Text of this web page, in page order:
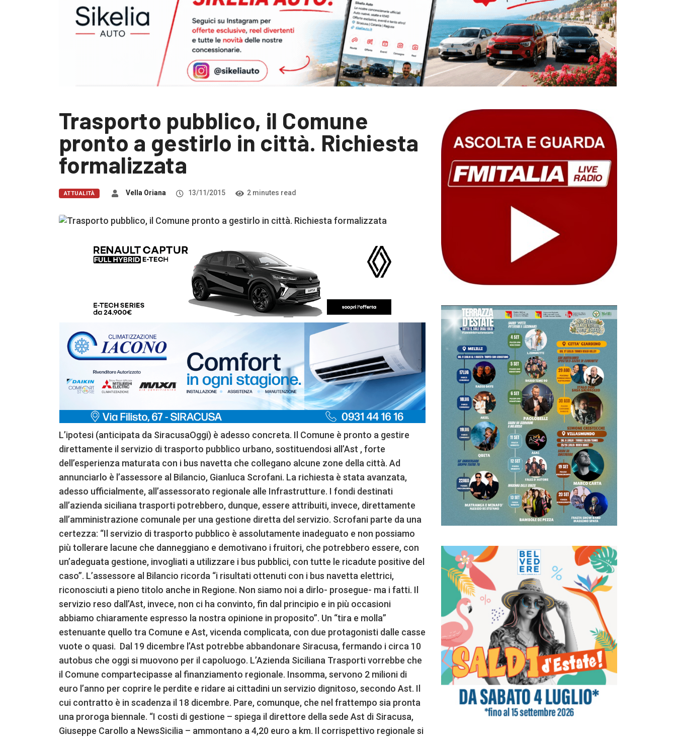
Trasporto pubblico, il Comune
pronto a gestirlo in città. Richiesta
formalizzata
ATTUALITÀ Vella Oriana 13/11/2015 2 minutes read
L’ipotesi (anticipata da SiracusaOggi) è adesso concreta. Il Comune è pronto a gestire
direttamente il servizio di trasporto pubblico urbano, sostituendosi all’Ast , forte
dell’esperienza maturata con i bus navetta che collegano alcune zone della città. Ad
annunciarlo è l’assessore al Bilancio, Gianluca Scrofani. La richiesta è stata avanzata,
adesso ufficialmente, all’assessorato regionale alle Infrastrutture. I fondi destinati
all’azienda siciliana trasporti potrebbero, dunque, essere attribuiti, invece, direttamente
all’amministrazione comunale per una gestione diretta del servizio. Scrofani parte da una
certezza: “Il servizio di trasporto pubblico è assolutamente inadeguato e non possiamo
più tollerare lacune che danneggiano e demotivano i fruitori, che potrebbero essere, con
un’adeguata gestione, invogliati a utilizzare i bus pubblici, con tutte le ricadute positive del
caso”. L’assessore al Bilancio ricorda “i risultati ottenuti con i bus navetta elettrici,
riconosciuti a pieno titolo anche in Regione. Non siamo noi a dirlo- prosegue- ma i fatti. Il
servizio reso dall’Ast, invece, non ci ha convinto, fin dal principio e in più occasioni
abbiamo chiaramente espresso la nostra opinione in proposito”. Un “tira e molla”
estenuante quello tra Comune e Ast, vicenda complicata, con due protagonisti dalle casse
vuote o quasi. Dal 19 dicembre l’Ast potrebbe abbandonare Siracusa, fermando i circa 10
autobus che oggi si muovono per il capoluogo. L’Azienda Siciliana Trasporti vorrebbe che
il Comune compartecipasse al finanziamento regionale. Insomma, servono 2 milioni di
euro l’anno per coprire le perdite e ridare ai cittadini un servizio dignitoso, secondo Ast. Il
cui contratto è in scadenza il 18 dicembre. Pare, comunque, che nel frattempo sia pronta
una proroga biennale. “I costi di gestione – spiega il direttore della sede Ast di Siracusa,
Giuseppe Carollo a NewsSicilia – ammontano a 4,20 euro a km. Il corrispettivo regionale si